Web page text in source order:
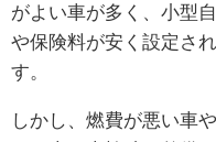
がよい車が多く、小型
や保険料が安く設定さ
す。
しかし、燃費が悪い車